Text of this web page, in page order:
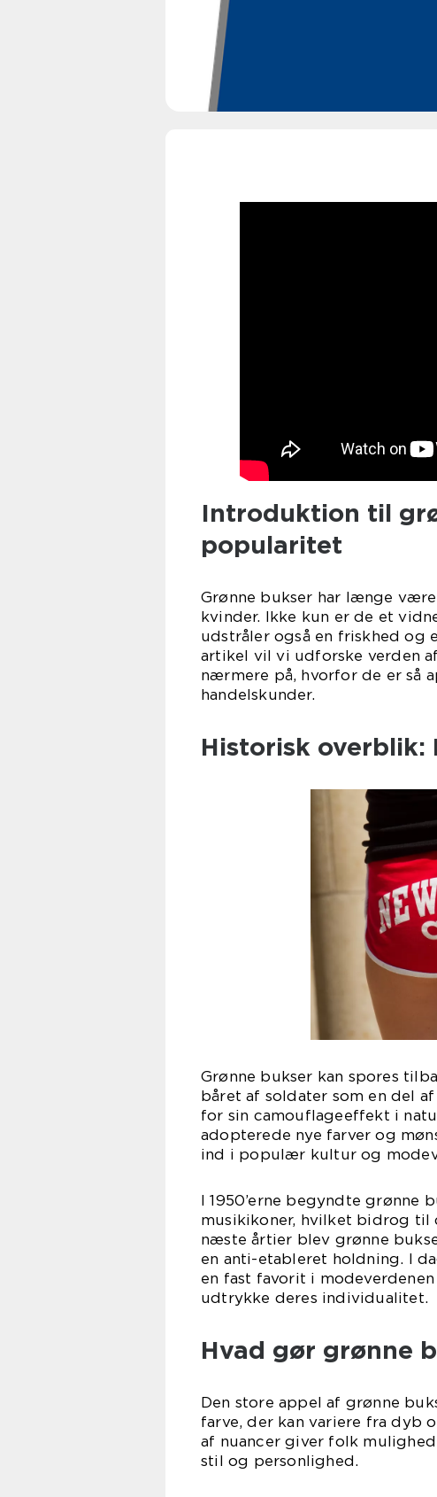
Introduktion til
popularitet
Grønne bukser har længe
kvinder. Ikke kun er de et
udstråler også en friskhed og
artikel vil vi udforske verden
nærmere på, hvorfor de er så
handelskunder.
Historisk
Grønne bukser kan spores
båret af soldater som en del
for sin camouflageeffekt i
adopterede nye farver og
ind i populær kultur og
I 1950’erne begyndte grønne
musikikoner, hvilket bidrog til
næste årtier blev grønne
en anti-etableret holdning. I
en fast favorit i
udtrykke deres individualitet.
Hvad gør grønne
Den store appel af grønne
farve, der kan variere fra dyb
af nuancer giver folk
stil og personlighed.